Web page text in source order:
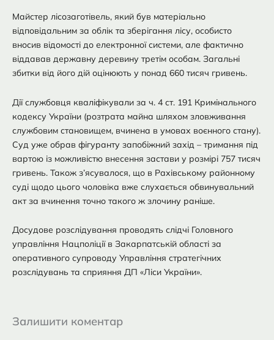
Майстер лісозаготівель, який був матеріально
відповідальним за облік та зберігання лісу, особисто
вносив відомості до електронної системи, але фактично
віддавав державну деревину третім особам. Загальні
збитки від його дій оцінюють у понад 660 тисяч гривень.
Дії службовця кваліфікували за ч. 4 ст. 191 Кримінального
кодексу України (розтрата майна шляхом зловживання
службовим становищем, вчинена в умовах воєнного стану).
Суд уже обрав фігуранту запобіжний захід – тримання під
вартою із можливістю внесення застави у розмірі 757 тисяч
гривень. Також з’ясувалося, що в Рахівському районному
суді щодо цього чоловіка вже слухається обвинувальний
акт за вчинення точно такого ж злочину раніше.
Досудове розслідування проводять слідчі Головного
управління Нацполіції в Закарпатській області за
оперативного супроводу Управління стратегічних
розслідувань та сприяння ДП «Ліси України».
Залишити коментар